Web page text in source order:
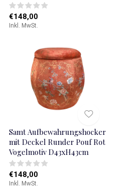
€148,00
Inkl. MwSt.
Samt Aufbewahrungshocker
mit Deckel Runder Pouf Rot
Vogelmotiv D43xH43cm
€148,00
Inkl. MwSt.